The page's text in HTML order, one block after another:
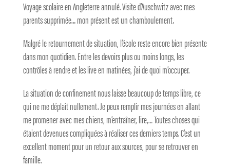
Voyage scolaire en Angleterre annulé. Visite d’Auschwitz avec mes
parents supprimée… mon présent est un chamboulement.
Malgré le retournement de situation, l’école reste encore bien présente
dans mon quotidien. Entre les devoirs plus ou moins longs, les
contrôles à rendre et les live en matinées, j’ai de quoi m’occuper.
La situation de confinement nous laisse beaucoup de temps libre, ce
qui ne me déplaît nullement. Je peux remplir mes journées en allant
me promener avec mes chiens, m’entraîner, lire,… Toutes choses qui
étaient devenues compliquées à réaliser ces derniers temps. C’est un
excellent moment pour un retour aux sources, pour se retrouver en
famille.